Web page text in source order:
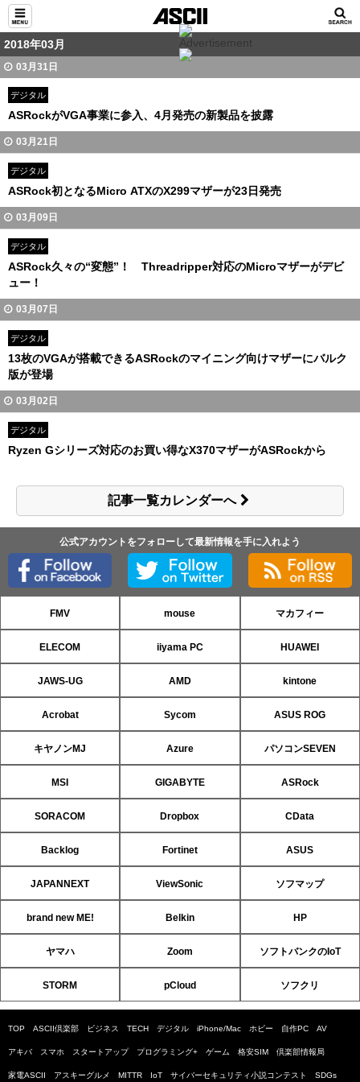
2018年03月
03月31日
デジタル
ASRockがVGA事業に参入、4月発売の新製品を披露
03月21日
デジタル
ASRock初となるMicro ATXのX299マザーが23日発売
03月09日
デジタル
ASRock久々の“変態”！ Threadripper対応のMicroマザーがデビ
ュー！
03月07日
デジタル
13枚のVGAが搭載できるASRockのマイニング向けマザーにバルク
版が登場
03月02日
デジタル
Ryzen Gシリーズ対応のお買い得なX370マザーがASRockから
記事一覧カレンダーへ
公式アカウントをフォローして最新情報を手に入れよう
FMV mouse マカフィー
ELECOM iiyama PC HUAWEI
JAWS-UG AMD kintone
Acrobat Sycom ASUS ROG
キヤノンMJ Azure パソコンSEVEN
MSI GIGABYTE ASRock
SORACOM Dropbox CData
Backlog Fortinet ASUS
JAPANNEXT ViewSonic ソフマップ
brand new ME! Belkin HP
ヤマハ Zoom ソフトバンクのIoT
STORM pCloud ソフクリ
TOP ASCII倶楽部 ビジネス TECH デジタル iPhone/Mac ホビー 自作PC AV
アキバ スマホ スタートアップ プログラミング+ ゲーム 格安SIM 倶楽部情報局
家電ASCII アスキーグルメ MITTR IoT サイバーセキュリティ小説コンテスト SDGs